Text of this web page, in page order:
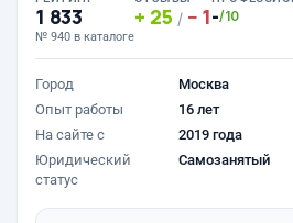
1 833
№ 940 в каталоге
25 / 1-/10
Город
Москва
Опыт работы
16 лет
На сайте с
2019 года
Юридический
статус
Самозанятый